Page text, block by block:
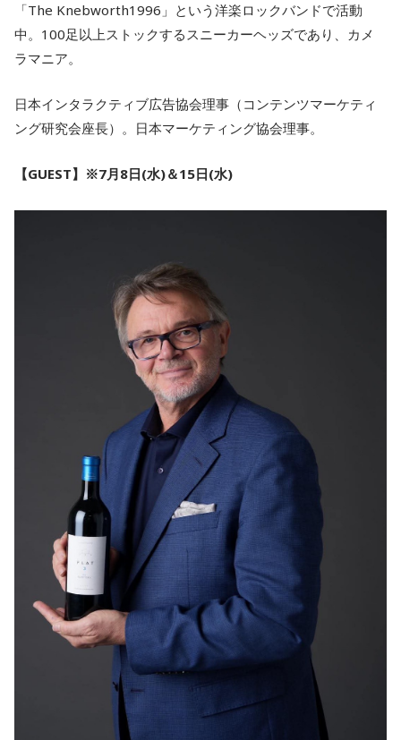
「The Knebworth1996」という洋楽ロックバンドで活動
中。100足以上ストックするスニーカーヘッズであり、カメ
ラマニア。
日本インタラクティブ広告協会理事（コンテンツマーケティ
ング研究会座長）。日本マーケティング協会理事。
【GUEST】※7月8日(水)＆15日(水)